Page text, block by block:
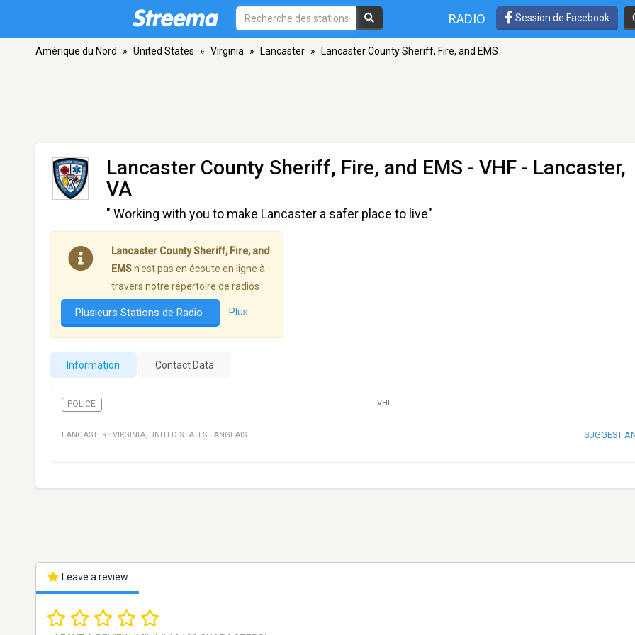
RADIO Session de Facebook
Amérique du Nord » United States » Virginia » Lancaster » Lancaster County Sheriff, Fire, and EMS
Lancaster County Sheriff, Fire, and EMS - VHF - Lancaster,
VA
" Working with you to make Lancaster a safer place to live"
Lancaster County Sheriff, Fire, and
EMSn'est pas en écoute en ligne à
travers notre répertoire de radios
Plusieurs Stations de Radio Plus
Information Contact Data
POLICE VHF
LANCASTER · VIRGINIA, UNITED STATES · ANGLAIS SUGGEST
Leave a review